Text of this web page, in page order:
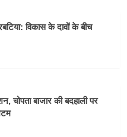
विकास के दावों के बीच
चोपता बाजार की बदहाली पर